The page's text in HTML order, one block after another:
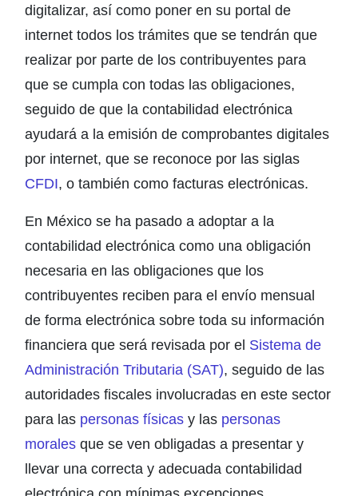
digitalizar, así como poner en su portal de
internet todos los trámites que se tendrán que
realizar por parte de los contribuyentes para
que se cumpla con todas las obligaciones,
seguido de que la contabilidad electrónica
ayudará a la emisión de comprobantes digitales
por internet, que se reconoce por las siglas
CFDI, o también como facturas electrónicas.
En México se ha pasado a adoptar a la
contabilidad electrónica como una obligación
necesaria en las obligaciones que los
contribuyentes reciben para el envío mensual
de forma electrónica sobre toda su información
financiera que será revisada por el Sistema de
Administración Tributaria (SAT), seguido de las
autoridades fiscales involucradas en este sector
para las personas físicas y las personas
morales que se ven obligadas a presentar y
llevar una correcta y adecuada contabilidad